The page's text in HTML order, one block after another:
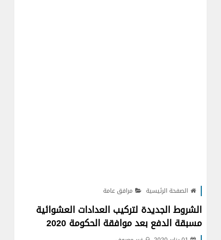
الصفحة الرئيسية مرافق عامة
الشروط الجديدة لتركيب العدادات العشوائية
مسبقة الدفع بعد موافقة الحكومة 2020